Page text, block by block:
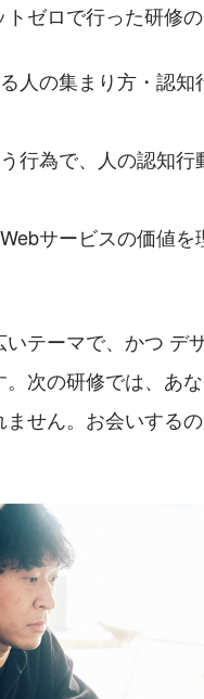
ゼロで行った研修の
人の集まり方・認
行為で、人の認知
サービスの価値
いテーマで、かつ デ
次の研修では、あ
せん。お会いする